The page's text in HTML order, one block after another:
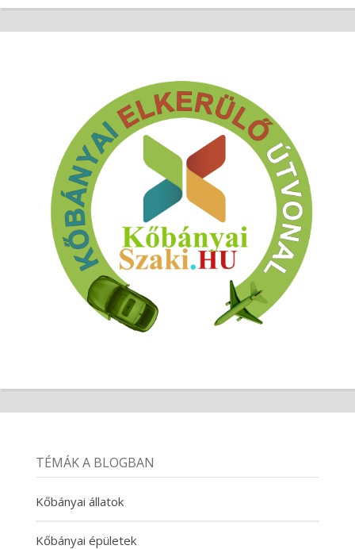
TÉMÁK A BLOGBAN
Kőbányai állatok
Kőbányai épületek